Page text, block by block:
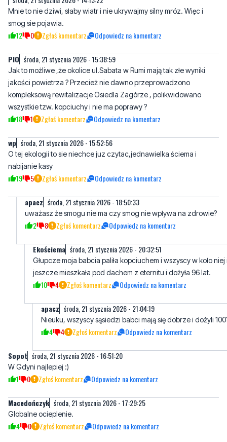
Mnie to nie dziwi, słaby wiatr i nie ukrywajmy silny mróz. Więc i
smog sie pojawia.
12 0 Zgłoś komentarz Odpowiedz na komentarz
PlO środa, 21 stycznia 2026 - 15:38:59
Jak to możliwe ,że okolice ul.Sabata w Rumi mają tak złe wyniki
jakości powietrza ? Przecież nie dawno przeprowadzono
kompleksową rewitalizacje Osiedla Zagórze , polikwidowano
wszystkie tzw. kopciuchy i nie ma poprawy ?
18 1 Zgłoś komentarz Odpowiedz na komentarz
wp środa, 21 stycznia 2026 - 15:52:56
O tej ekologii to sie niechce juz czytac,jednawielka ściema i
nabijanie kasy
19 5 Zgłoś komentarz Odpowiedz na komentarz
apacz środa, 21 stycznia 2026 - 18:50:33
uważasz że smogu nie ma czy smog nie wpływa na zdrowie?
2 8 Zgłoś komentarz Odpowiedz na komentarz
Ekościema środa, 21 stycznia 2026 - 20:32:51
Głupcze moja babcia paliła kopciuchem i wszyscy w koło niej
jeszcze mieszkała pod dachem z eternitu i dożyła 96 lat.
10 4 Zgłoś komentarz Odpowiedz na komentarz
apacz środa, 21 stycznia 2026 - 21:04:19
Nieuku, wszyscy sąsiedzi babci mają się dobrze i dożyli
4 4 Zgłoś komentarz Odpowiedz na komentarz
Sopot środa, 21 stycznia 2026 - 16:51:20
W Gdyni najlepiej :)
1 0 Zgłoś komentarz Odpowiedz na komentarz
Macedończyk środa, 21 stycznia 2026 - 17:29:25
Globalne ocieplenie.
4 0 Zgłoś komentarz Odpowiedz na komentarz